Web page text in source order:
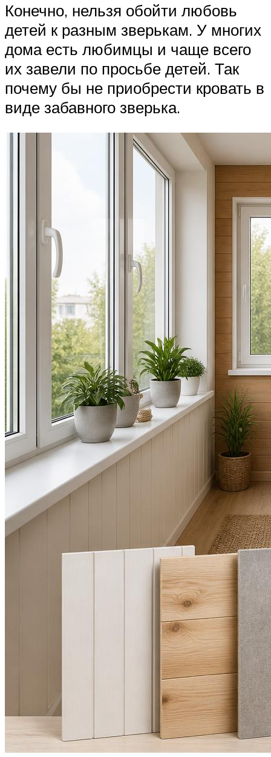
Конечно, нельзя обойти любовь
детей к разным зверькам. У многих
дома есть любимцы и чаще всего
их завели по просьбе детей. Так
почему бы не приобрести кровать в
виде забавного зверька.